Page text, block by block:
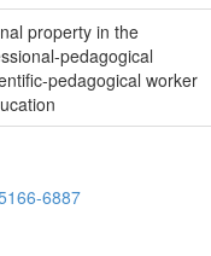
property in the
pedagogical
pedagogical worker
6887